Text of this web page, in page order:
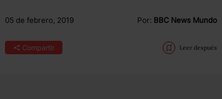
05 de febrero, 2019 Por: BBC News Mundo
Compartir Leer después